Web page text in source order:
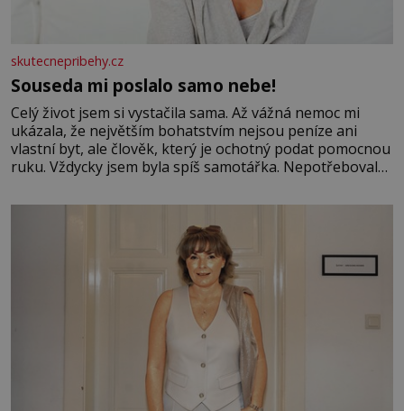
skutecnepribehy.cz
Souseda mi poslalo samo nebe!
Celý život jsem si vystačila sama. Až vážná nemoc mi
ukázala, že největším bohatstvím nejsou peníze ani
vlastní byt, ale člověk, který je ochotný podat pomocnou
ruku. Vždycky jsem byla spíš samotářka. Nepotřebovala
mi knihy, práce a hlavně klid. Hned po studiích jsem